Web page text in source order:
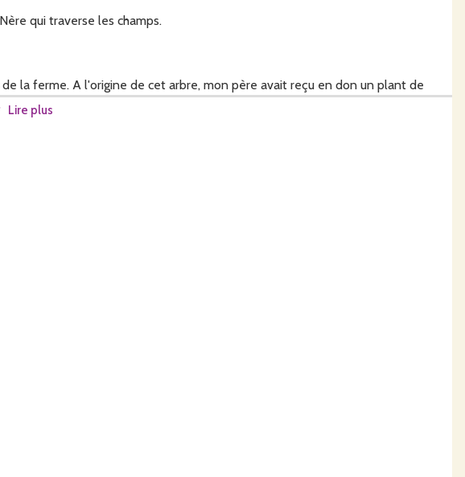
qui traverse les champs.
la ferme. A l'origine de cet arbre, mon père avait reçu en don un plant de
dans ce qui était préalablement conçu qui peut s'avérer être différent, et
de famille. J'aimerais en planter pour l'inauguration de la ferme.
Lire plus